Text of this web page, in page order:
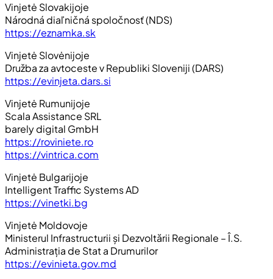
Vinjetė Slovakijoje
Národná diaľničná spoločnosť (NDS)
https://eznamka.sk
Vinjetė Slovėnijoje
Družba za avtoceste v Republiki Sloveniji (DARS)
https://evinjeta.dars.si
Vinjetė Rumunijoje
Scala Assistance SRL
barely digital GmbH
https://roviniete.ro
https://vintrica.com
Vinjetė Bulgarijoje
Intelligent Traffic Systems AD
https://vinetki.bg
Vinjetė Moldovoje
Ministerul Infrastructurii și Dezvoltării Regionale – Î.S.
Administrația de Stat a Drumurilor
https://evinieta.gov.md